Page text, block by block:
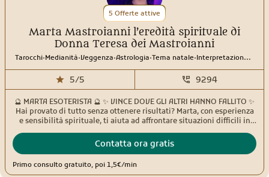
5 Offerte attive
Marta Mastroianni l’eredità spirituale di
Donna Teresa dei Mastroianni
Tarocchi.Medianità.Veggenza.Astrologia.Tema natale.Interpretazione sogni
5/5 9294
🔮 MARTA ESOTERISTA 🔮 ✨ VINCE DOVE GLI ALTRI HANNO FALLITO ✨
Hai provato di tutto senza ottenere risultati? Marta, con esperienza
e sensibilità spirituale, ti aiuta ad affrontare situazioni difficili in
sentimentali • 💰 Ostacoli economici • 🍀 Fortuna e successo • 🛡️
Protezione dalle energie negative • 🔓 Sblocchi e nuovi inizi
Contatta ora gratis
Primo consulto gratuito, poi 1,5€/min